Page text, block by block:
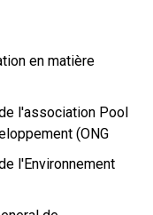
en matière
l'association Pool
(ONG
l'Environnement